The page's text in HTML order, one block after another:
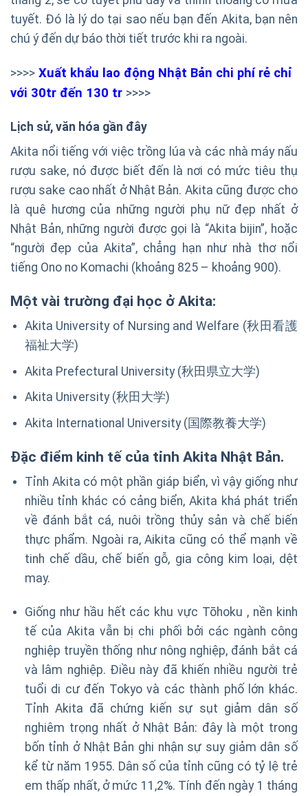
tuyết. Đó là lý do tại sao nếu bạn đến Akita, bạn nên
chú ý đến dự báo thời tiết trước khi ra ngoài.
>>>> Xuất khẩu lao động Nhật Bản chi phí rẻ chỉ
với 30tr đến 130 tr >>>>
Lịch sử, văn hóa gần đây
Akita nổi tiếng với việc trồng lúa và các nhà máy nấu
rượu sake, nó được biết đến là nơi có mức tiêu thụ
rượu sake cao nhất ở Nhật Bản. Akita cũng được cho
là quê hương của những người phụ nữ đẹp nhất ở
Nhật Bản, những người được gọi là “Akita bijin”, hoặc
“người đẹp của Akita”, chẳng hạn như nhà thơ nổi
tiếng Ono no Komachi (khoảng 825 – khoảng 900).
Một vài trường đại học ở Akita:
Akita University of Nursing and Welfare (秋田看護
福祉大学)
Akita Prefectural University (秋田県立大学)
Akita University (秋田大学)
Akita International University (国際教養大学)
Đặc điểm kinh tế của tỉnh Akita Nhật Bản.
Tỉnh Akita có một phần giáp biển, vì vậy giống như
nhiều tỉnh khác có cảng biển, Akita khá phát triển
về đánh bắt cá, nuôi trồng thủy sản và chế biến
thực phẩm. Ngoài ra, Aikita cũng có thể mạnh về
tinh chế dầu, chế biến gỗ, gia công kim loại, dệt
may.
Giống như hầu hết các khu vực Tōhoku , nền kinh
tế của Akita vẫn bị chi phối bởi các ngành công
nghiệp truyền thống như nông nghiệp, đánh bắt cá
và lâm nghiệp. Điều này đã khiến nhiều người trẻ
tuổi di cư đến Tokyo và các thành phố lớn khác.
Tỉnh Akita đã chứng kiến ​​sự sụt giảm dân số
nghiêm trọng nhất ở Nhật Bản: đây là một trong
bốn tỉnh ở Nhật Bản ghi nhận sự suy giảm dân số
kể từ năm 1955. Dân số của tỉnh cũng có tỷ lệ trẻ
em thấp nhất, ở mức 11,2%. Tính đến ngày 1 tháng